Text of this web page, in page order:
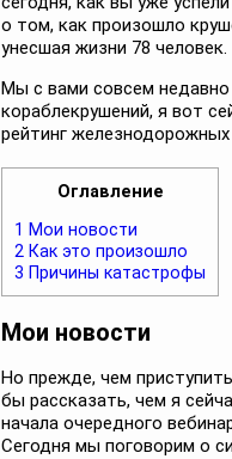
о том, как произошло
унесшая жизни 78 человек.
Мы с вами совсем
кораблекрушений, я вот
рейтинг
Оглавление
1 Мои новости
2 Как это произошло
3 Причины катастрофы
Мои новости
Но прежде, чем
бы рассказать, чем я
начала очередного
Сегодня мы поговорим о